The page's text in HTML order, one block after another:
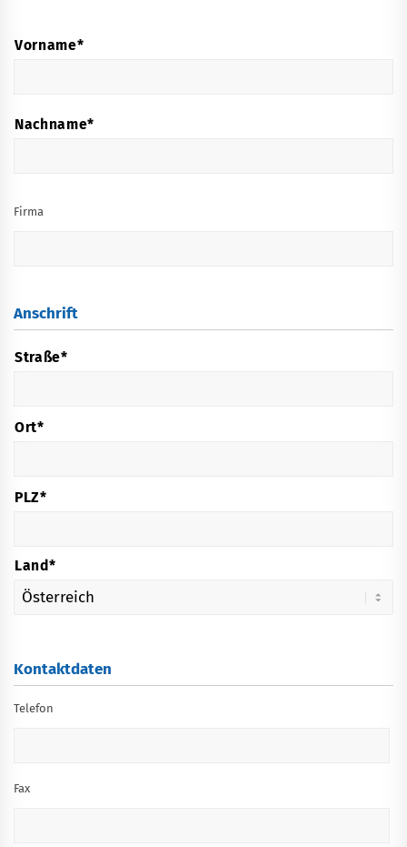
Vorname*
Nachname*
Firma
Anschrift
Anschrift*
Straße*
Ort*
PLZ*
Land*
Kontaktdaten
Telefon
Fax